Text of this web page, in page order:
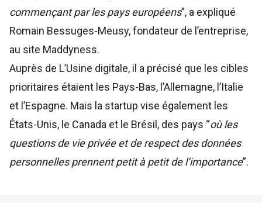
commençant par les pays européens”, a expliqué
Romain Bessuges-Meusy, fondateur de l’entreprise,
au site Maddyness.
Auprès de L’Usine digitale, il a précisé que les cibles
prioritaires étaient les Pays-Bas, l’Allemagne, l’Italie
et l’Espagne. Mais la startup vise également les
États-Unis, le Canada et le Brésil, des pays “où les
questions de vie privée et de respect des données
personnelles prennent petit à petit de l’importance”.